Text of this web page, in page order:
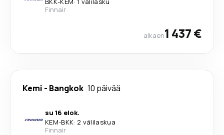
Finnair
alkaen1 437 €
Kemi - Bangkok 10 päivää
su 16 elok.
KEM-BKK· 2 välilaskua
Finnair